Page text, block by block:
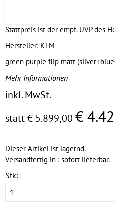
Stattpreis ist der empf. UVP des
Hersteller: KTM
green purple flip matt
Mehr Informationen
inkl. MwSt.
statt € 5.899,00 €
Dieser Artikel ist lagernd.
Versandfertig in : sofort lieferbar.
Stk: